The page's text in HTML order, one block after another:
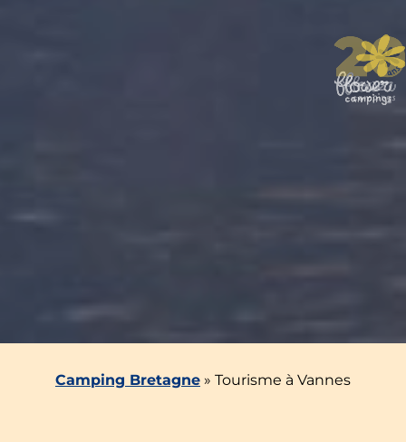
Camping Bretagne » Tourisme à Vannes